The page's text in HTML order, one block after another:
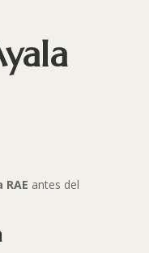
antes del